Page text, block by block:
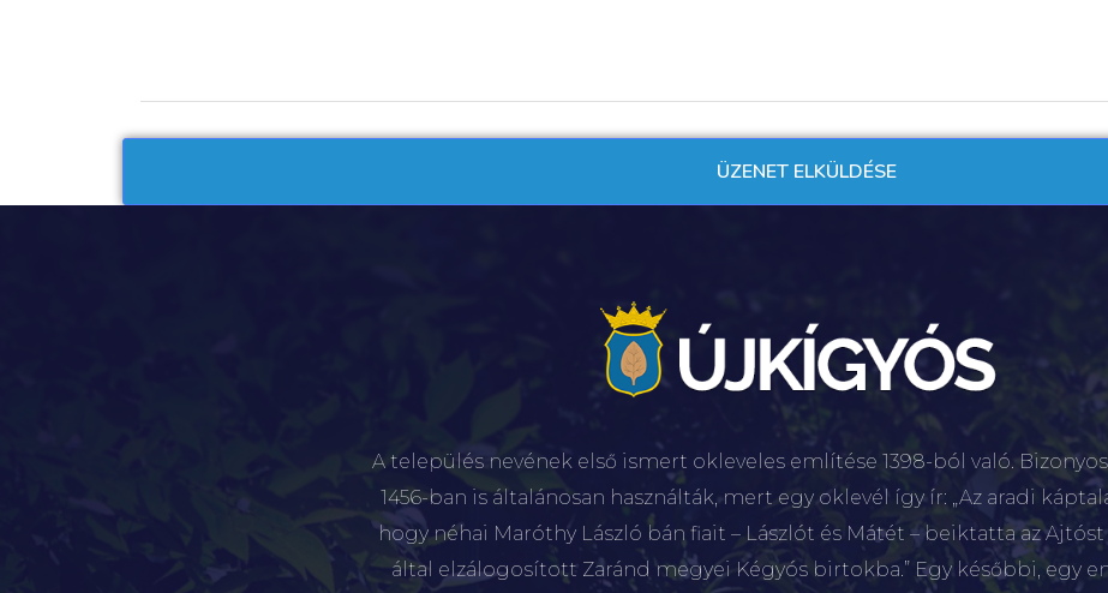
A település nevének első ismert okleveles említése 1398-ból való.
1456-ban is általánosan használták, mert egy oklevél így ír: „Az aradi
hogy néhai Maróthy László bán fiait – Lászlót és Mátét – beiktatta az
által elzálogosított Zaránd megyei Kégyós birtokba.” Egy későbbi, egy